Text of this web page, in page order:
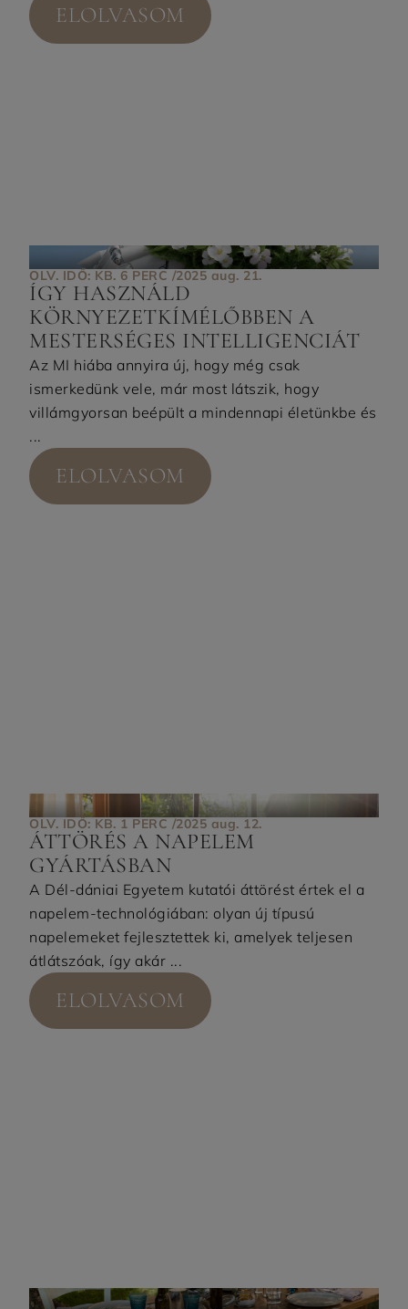
ELOLVASOM
OLV. IDŐ: KB. 6 PERC /2025 aug. 21.
ÍGY HASZNÁLD
KÖRNYEZETKÍMÉLŐBBEN A
MESTERSÉGES INTELLIGENCIÁT
Az MI hiába annyira új, hogy még csak
ismerkedünk vele, már most látszik, hogy
villámgyorsan beépült a mindennapi életünkbe és
...
ELOLVASOM
OLV. IDŐ: KB. 1 PERC /2025 aug. 12.
ÁTTÖRÉS A NAPELEM
GYÁRTÁSBAN
A Dél-dániai Egyetem kutatói áttörést értek el a
napelem-technológiában: olyan új típusú
napelemeket fejlesztettek ki, amelyek teljesen
átlátszóak, így akár ...
ELOLVASOM